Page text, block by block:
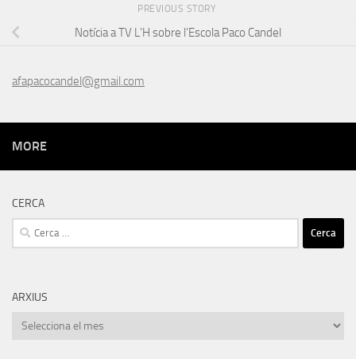
PREVIOUS STORY
Notícia a TV L’H sobre l’Escola Paco Candel
afapacocandel@gmail.com
MORE
CERCA
Cerca:
ARXIUS
Arxius